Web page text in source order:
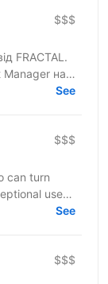
$$$
FRACTAL.
на
Це
See
$$$
can turn
user
See
$$$